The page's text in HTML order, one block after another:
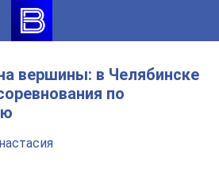
вершины: в Челябинске
по